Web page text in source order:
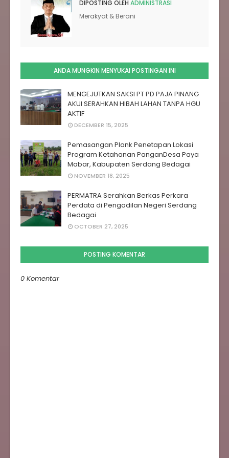
DIPOSTING OLEH ADMINISTRASI
Merakyat & Berani
ANDA MUNGKIN MENYUKAI POSTINGAN INI
MENGEJUTKAN SAKSI PT PD PAJA PINANG
AKUI SERAHKAN HIBAH LAHAN TANPA HGU
AKTIF
DECEMBER 15, 2025
Pemasangan Plank Penetapan Lokasi
Program Ketahanan Pangan‎Desa Paya
Mabar, Kabupaten Serdang Bedagai‎‎
NOVEMBER 18, 2025
PERMATRA Serahkan Berkas Perkara
Perdata di Pengadilan Negeri Serdang
Bedagai
OCTOBER 27, 2025
POSTING KOMENTAR
0 Komentar